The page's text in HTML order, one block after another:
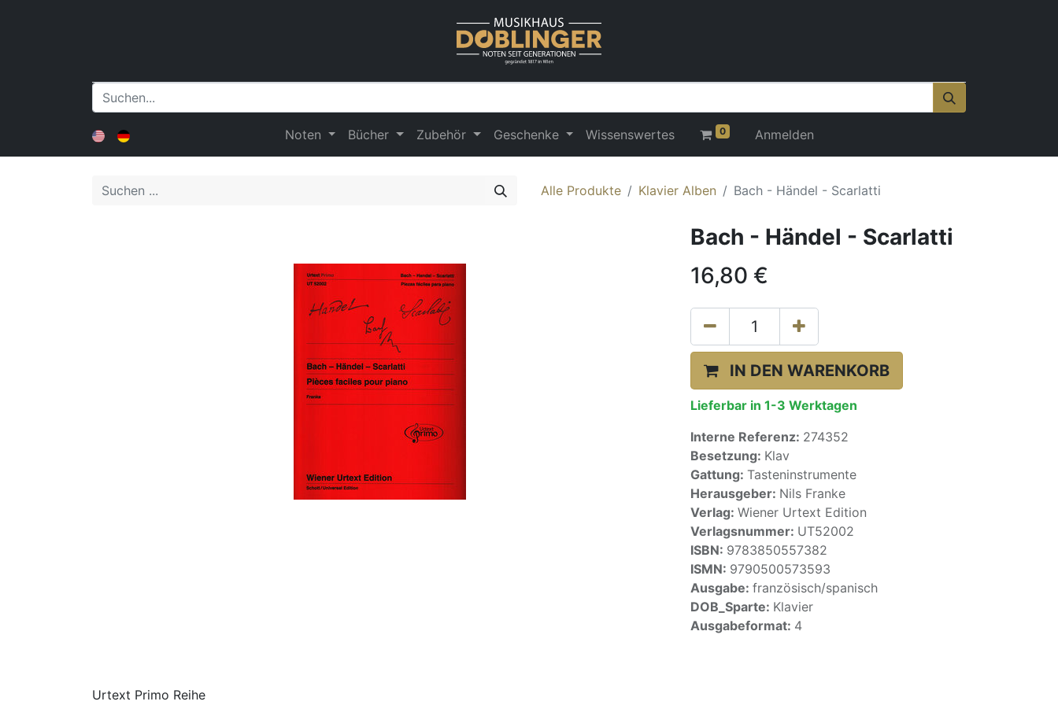
Noten Bücher Zubehör Geschenke Wissenswertes 0 Anmelden
Alle Produkte Klavier Alben Bach - Händel - Scarlatti
Bach - Händel - Scarlatti
16,80 €
IN DEN WARENKORB
Lieferbar in 1-3 Werktagen
Interne Referenz: 274352
Besetzung: Klav
Gattung: Tasteninstrumente
Herausgeber: Nils Franke
Verlag: Wiener Urtext Edition
Verlagsnummer: UT52002
ISBN: 9783850557382
ISMN: 9790500573593
Ausgabe: französisch/spanisch
DOB_Sparte: Klavier
Ausgabeformat: 4
Urtext Primo Reihe